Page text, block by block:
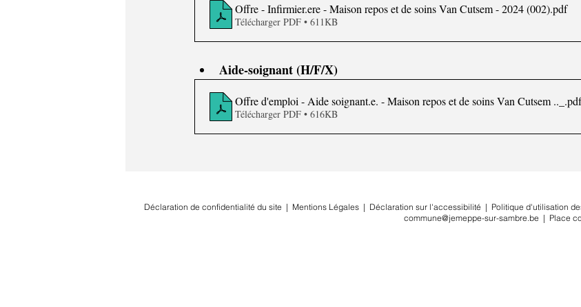
Offre - Infirmier.ere - Maison repos et de soins Van Cutsem - 2024 (002).pdf
Télécharger PDF • 611KB
Aide-soignant (H/F/X)
Offre d'emploi - Aide soignant.e. - Maison repos et de soins Van Cutsem .._ .pdf
Télécharger PDF • 616KB
Déclaration de confidentialité du site | Mentions Légales | Déclaration sur l'accessibilité | Politique d'utilisation
commune@jemeppe-sur-sambre.be | Place